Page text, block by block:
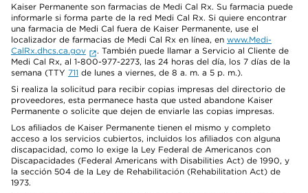
Kaiser Permanente son farmacias de Medi Cal Rx. Su farmacia puede
informarle si forma parte de la red Medi Cal Rx. Si quiere encontrar
una farmacia de Medi Cal fuera de Kaiser Permanente, use el
localizador de farmacias de Medi Cal Rx en línea, en www.Medi-
CalRx.dhcs.ca.gov
. También puede llamar a Servicio al Cliente de
Medi Cal Rx, al 1-800-977-2273, las 24 horas del día, los 7 días de la
semana (TTY 711 de lunes a viernes, de 8 a. m. a 5 p. m.).
Si realiza la solicitud para recibir copias impresas del directorio de
proveedores, esta permanece hasta que usted abandone Kaiser
Permanente o solicite que dejen de enviarle las copias impresas.
Los afiliados de Kaiser Permanente tienen el mismo y completo
acceso a los servicios cubiertos, incluidos los afiliados con alguna
discapacidad, como lo exige la Ley Federal de Americanos con
Discapacidades (Federal Americans with Disabilities Act) de 1990, y
la sección 504 de la Ley de Rehabilitación (Rehabilitation Act) de
1973.